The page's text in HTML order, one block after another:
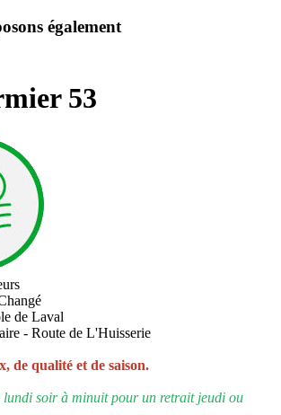
également
53
de Laval
- Route de L'Huisserie
de qualité et de saison.
lundi soir à minuit pour un retrait jeudi ou